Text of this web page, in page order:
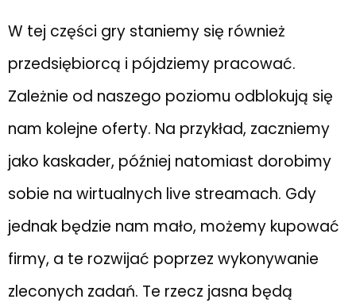
W tej części gry staniemy się również
przedsiębiorcą i pójdziemy pracować.
Zależnie od naszego poziomu odblokują się
nam kolejne oferty. Na przykład, zaczniemy
jako kaskader, później natomiast dorobimy
sobie na wirtualnych live streamach. Gdy
jednak będzie nam mało, możemy kupować
firmy, a te rozwijać poprzez wykonywanie
zleconych zadań. Te rzecz jasna będą